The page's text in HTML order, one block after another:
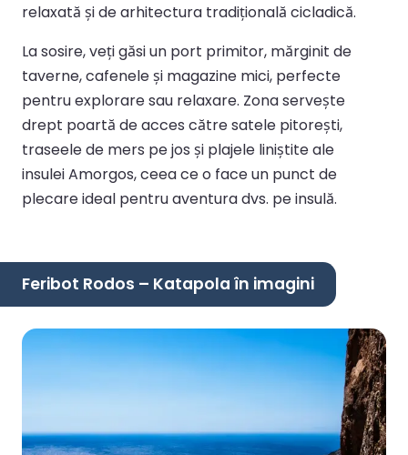
relaxată și de arhitectura tradițională cicladică.
La sosire, veți găsi un port primitor, mărginit de
taverne, cafenele și magazine mici, perfecte
pentru explorare sau relaxare. Zona servește
drept poartă de acces către satele pitorești,
traseele de mers pe jos și plajele liniștite ale
insulei Amorgos, ceea ce o face un punct de
plecare ideal pentru aventura dvs. pe insulă.
Feribot Rodos – Katapola în imagini